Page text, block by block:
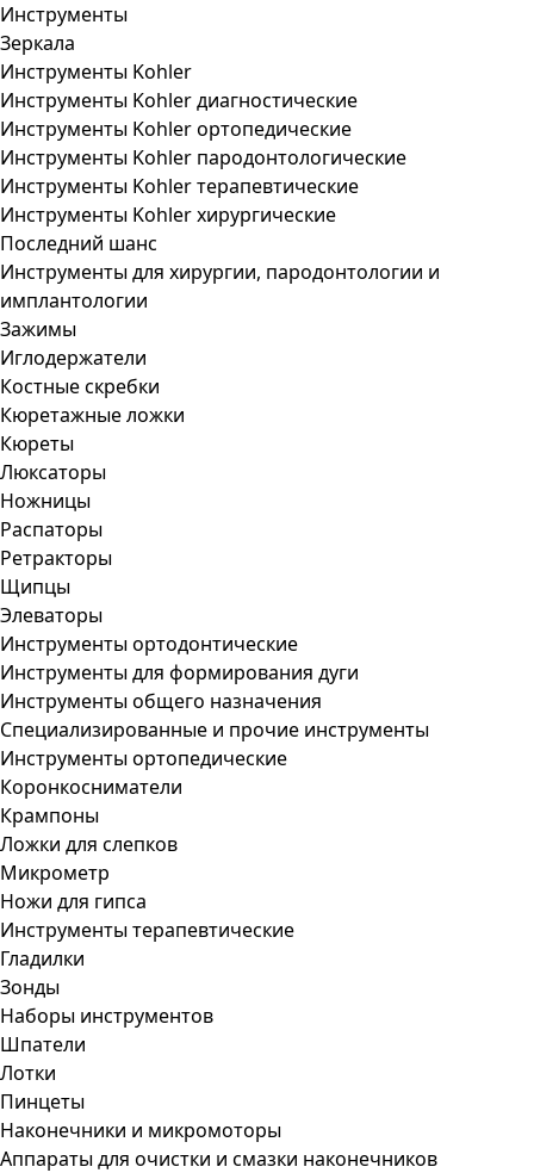
Инструменты
Зеркала
Инструменты Kohler
Инструменты Kohler диагностические
Инструменты Kohler ортопедические
Инструменты Kohler пародонтологические
Инструменты Kohler терапевтические
Инструменты Kohler хирургические
Последний шанс
Инструменты для хирургии, пародонтологии и
имплантологии
Зажимы
Иглодержатели
Костные скребки
Кюретажные ложки
Кюреты
Люксаторы
Ножницы
Распаторы
Ретракторы
Щипцы
Элеваторы
Инструменты ортодонтические
Инструменты для формирования дуги
Инструменты общего назначения
Специализированные и прочие инструменты
Инструменты ортопедические
Коронкосниматели
Крампоны
Ложки для слепков
Микрометр
Ножи для гипса
Инструменты терапевтические
Гладилки
Зонды
Наборы инструментов
Шпатели
Лотки
Пинцеты
Наконечники и микромоторы
Аппараты для очистки и смазки наконечников